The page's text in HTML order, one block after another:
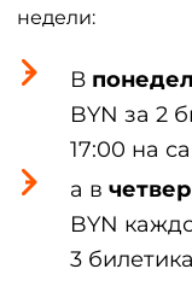
недели:
В
BYN за 2
17:00 на
а в
BYN
3